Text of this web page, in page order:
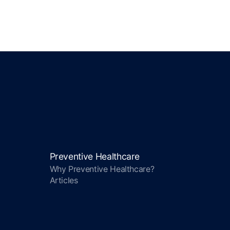
Preventive Healthcare
Why Preventive Healthcare?
Articles